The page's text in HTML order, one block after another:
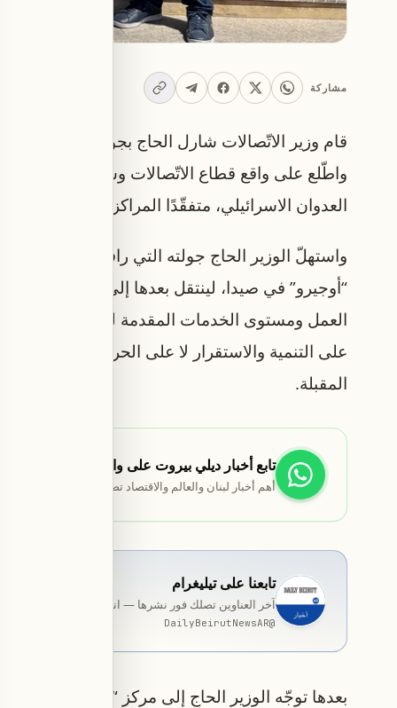
مشاركة
قام وزير الاتّصالات شارل الحاج بجولة ميدانية
واطّلع على واقع قطاع الاتّصالات وسير أعمال
العدوان الاسرائيلي، متفقّدًا المراكز التابعة لهيئة
واستهلّ الوزير الحاج جولته التي رافقه فيها مدراء
“أوجيرو” في صيدا، لينتقل بعدها إلى متجر
العمل ومستوى الخدمات المقدمة للمشتركين.
على التنمية والاستقرار لا على الحروب مشدّدًا
المقبلة.
تابع أخبار ديلي بيروت على واتساب
أهم أخبار لبنان والعالم والاقتصاد تصلك مباشرة.
تابعنا على تيليغرام
آخر العناوين تصلك فور نشرها — انضمّ إلى قناة المخصّصة
@
DailyBeirutNewsAR
بعدها توجّه الوزير الحاج إلى مركز “أوجيرو” في